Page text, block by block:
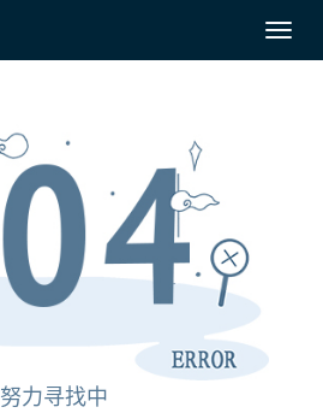
努力寻找中